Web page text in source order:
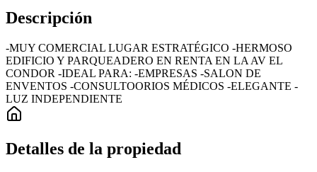
Descripción
-MUY COMERCIAL LUGAR ESTRATÉGICO -HERMOSO
EDIFICIO Y PARQUEADERO EN RENTA EN LA AV EL
CONDOR -IDEAL PARA: -EMPRESAS -SALON DE
ENVENTOS -CONSULTOORIOS MÉDICOS -ELEGANTE -
LUZ INDEPENDIENTE
Detalles de la propiedad